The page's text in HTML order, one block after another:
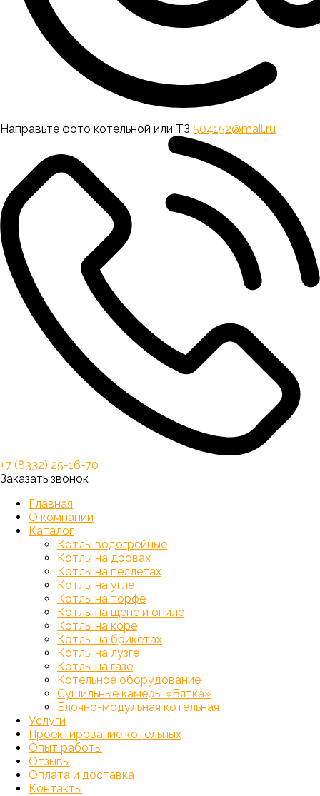
Направьте фото котельной или ТЗ 504152@mail.ru
+7 (8332) 25-16-70
Заказать звонок
Главная
О компании
Каталог
Котлы водогрейные
Котлы на дровах
Котлы на пеллетах
Котлы на угле
Котлы на торфе
Котлы на щепе и опиле
Котлы на коре
Котлы на брикетах
Котлы на лузге
Котлы на газе
Котельное оборудование
Сушильные камеры «Вятка»
Блочно-модульная котельная
Услуги
Проектирование котельных
Опыт работы
Отзывы
Оплата и доставка
Контакты